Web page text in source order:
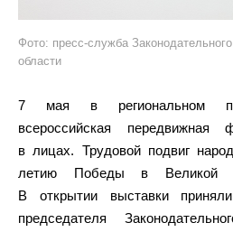
Фото: пресс-служба
области
7 мая в региональном
всероссийская передвижная
в лицах. Трудовой подвиг
летию Победы в Великой
В открытии выставки
председателя